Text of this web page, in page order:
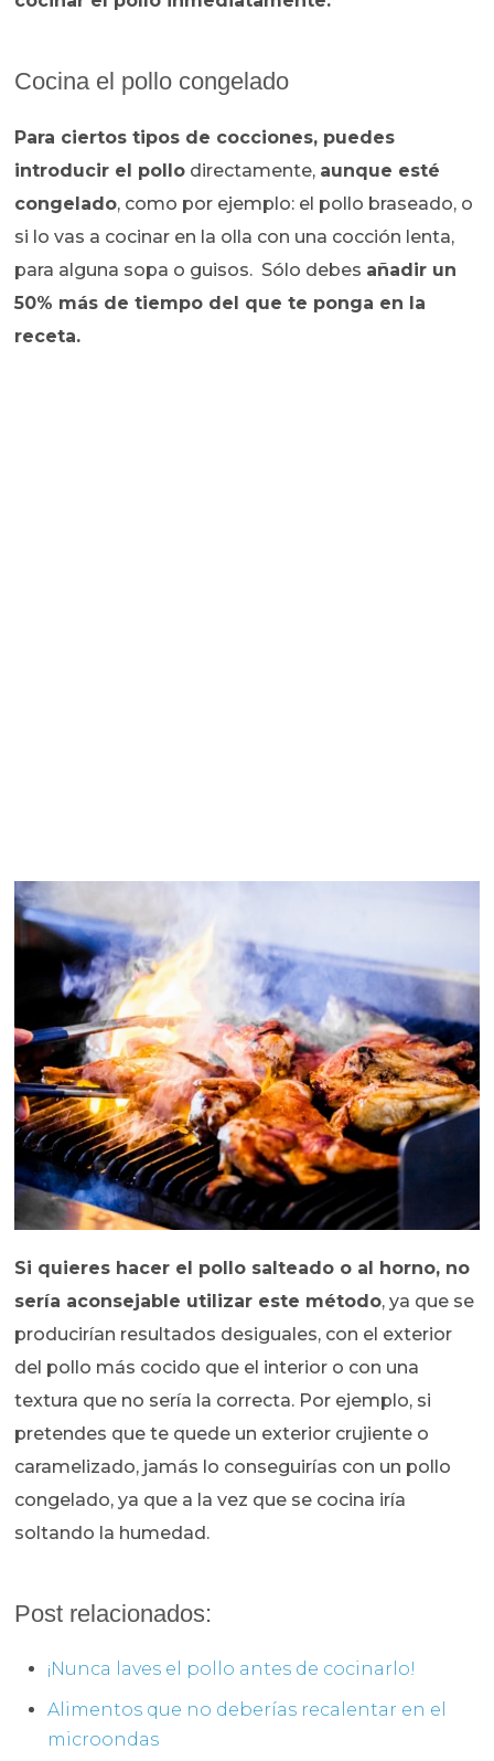
Cocina el pollo congelado
Para ciertos tipos de cocciones, puedes
introducir el pollo directamente, aunque esté
congelado, como por ejemplo: el pollo braseado, o
si lo vas a cocinar en la olla con una cocción lenta,
para alguna sopa o guisos. Sólo debes añadir un
50% más de tiempo del que te ponga en la
receta.
Si quieres hacer el pollo salteado o al horno, no
sería aconsejable utilizar este método, ya que se
producirían resultados desiguales, con el exterior
del pollo más cocido que el interior o con una
textura que no sería la correcta. Por ejemplo, si
pretendes que te quede un exterior crujiente o
caramelizado, jamás lo conseguirías con un pollo
congelado, ya que a la vez que se cocina iría
soltando la humedad.
Post relacionados:
¡Nunca laves el pollo antes de cocinarlo!
Alimentos que no deberías recalentar en el
microondas